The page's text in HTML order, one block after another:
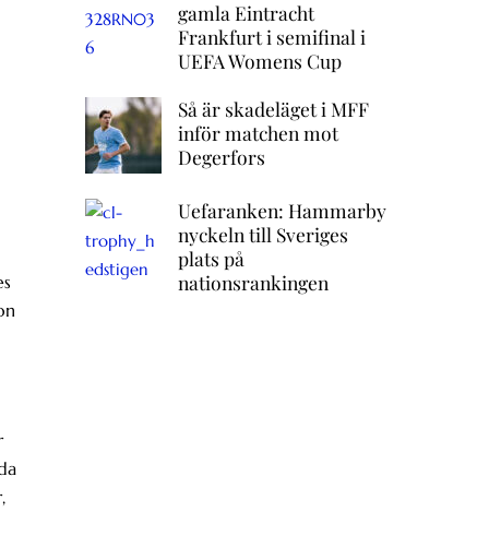
gamla Eintracht
Frankfurt i semifinal i
UEFA Womens Cup
Så är skadeläget i MFF
inför matchen mot
Degerfors
Uefaranken: Hammarby
nyckeln till Sveriges
plats på
nationsrankingen